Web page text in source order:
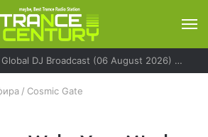
Markus Schulz – Global DJ Broadcast (06 August 2026) – World Tour Los Angeles
/ Cosmic Gate